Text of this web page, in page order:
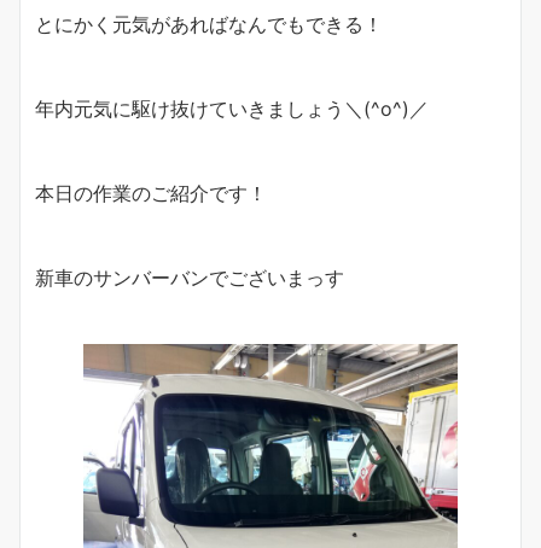
とにかく元気があればなんでもできる！
年内元気に駆け抜けていきましょう＼(^o^)／
本日の作業のご紹介です！
新車のサンバーバンでございまっす